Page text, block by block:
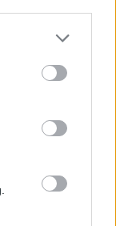
Scala e Kamiq